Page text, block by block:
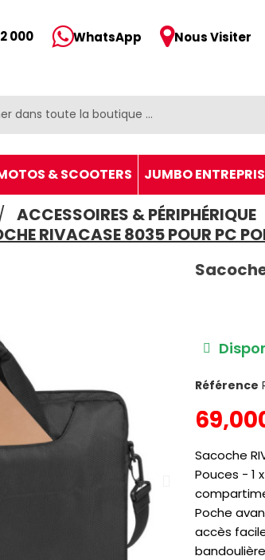
000 WhatsApp Nous Visiter
& SCOOTERS JUMBO
ACCESSOIRES & PÉRIPHÉRIQUE
RIVACASE 8035 POUR PC
Référence
Sacoche
Pouces - 1 x
Poche
accès